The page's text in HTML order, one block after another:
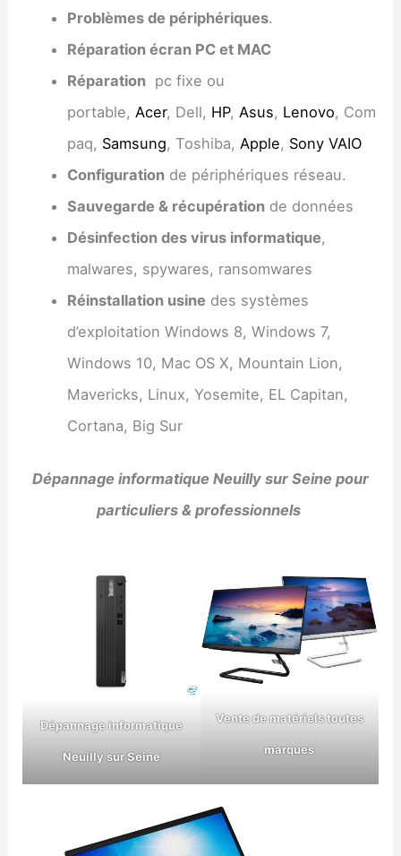
Problèmes de périphériques.
Réparation écran PC et MAC
Réparationpc fixe ou
portable, Acer, Dell, HP, Asus, Lenovo, Com
paq, Samsung, Toshiba, Apple, Sony VAIO
Configurationde périphériques réseau.
Sauvegarde & récupérationde données
Désinfection des virus informatique,
malwares, spywares, ransomwares
Réinstallation usine des systèmes
d’exploitation Windows 8, Windows 7,
Windows 10, Mac OS X, Mountain Lion,
Mavericks, Linux, Yosemite, EL Capitan,
Cortana, Big Sur
Dépannage informatique Neuilly sur Seine pour
particuliers & professionnels
Dépannage informatique
Neuilly sur Seine
Vente de matériels toutes
marques